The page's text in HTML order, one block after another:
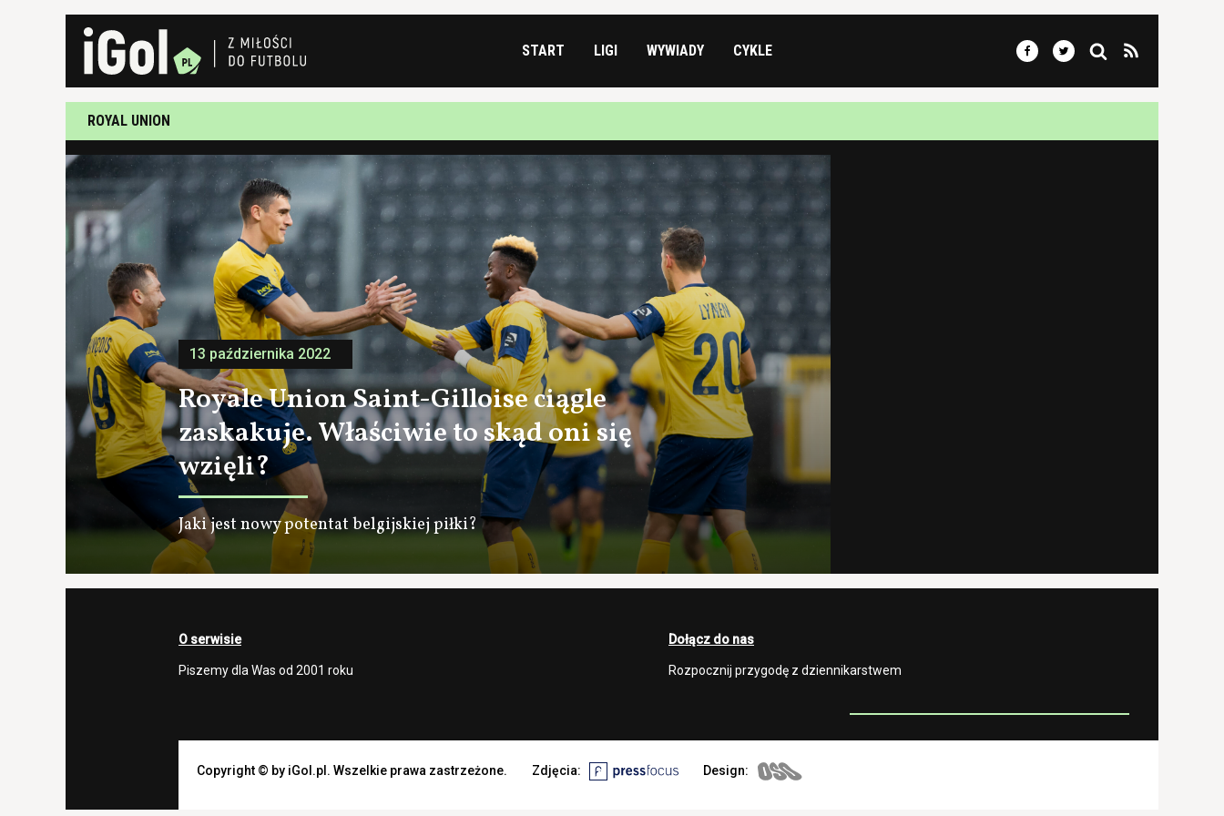
START LIGI WYWIADY CYKLE
ROYAL UNION
13 października 2022
Royale Union Saint-Gilloise ciągle
zaskakuje. Właściwie to skąd oni się
wzięli?
Jaki jest nowy potentat belgijskiej piłki?
O serwisie
Piszemy dla Was od 2001 roku
Dołącz do nas
Rozpocznij przygodę z dziennikarstwem
Copyright © by iGol.pl. Wszelkie prawa zastrzeżone. Zdjęcia: Design: